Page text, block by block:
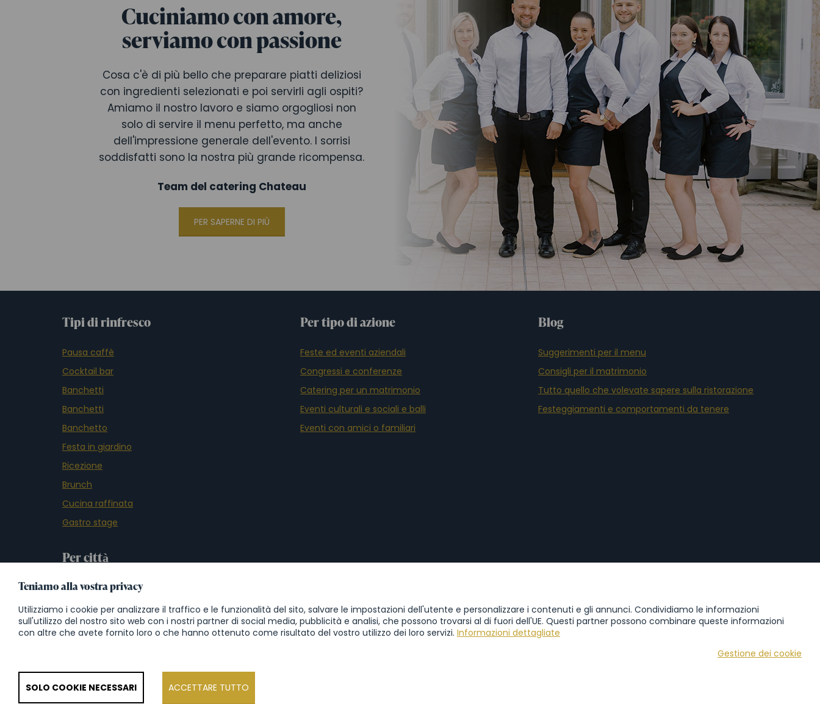
Cuciniamo con amore,
serviamo con passione
Cosa c'è di più bello che preparare piatti deliziosi
con ingredienti selezionati e poi servirli agli ospiti?
Amiamo il nostro lavoro e siamo orgogliosi non
solo di servire il menu perfetto, ma anche
dell'impressione generale dell'evento. I sorrisi
soddisfatti sono la nostra più grande ricompensa.
Team del catering Chateau
PER SAPERNE DI PIÙ
Tipi di rinfresco
Pausa caffè
Cocktail bar
Banchetti
Banchetti
Banchetto
Festa in giardino
Ricezione
Brunch
Cucina raffinata
Gastro stage
Per tipo di azione
Feste ed eventi aziendali
Congressi e conferenze
Catering per un matrimonio
Eventi culturali e sociali e balli
Eventi con amici o familiari
Blog
Suggerimenti per il menu
Consigli per il matrimonio
Tutto quello che volevate sapere sulla ristorazione
Festeggiamenti e comportamenti da tenere
Per città
Catering Praga
Catering Hradec Kralove
Catering Pardubice
Catering Chrudim
Catering Čáslav
Ristorazione Nový Bydžov
Catering Přelouč
Teniamo alla vostra privacy
Utilizziamo i cookie per analizzare il traffico e le funzionalità del sito, salvare le impostazioni dell'utente e personalizzare i contenuti e gli annunci. Condividiamo le informazioni
sull'utilizzo del nostro sito web con i nostri partner di social media, pubblicità e analisi, che possono trovarsi al di fuori dell'UE. Questi partner possono combinare queste informazioni
con altre che avete fornito loro o che hanno ottenuto come risultato del vostro utilizzo dei loro servizi. Informazioni dettagliate
Gestione dei cookie
SOLO COOKIE NECESSARI ACCETTARE TUTTO